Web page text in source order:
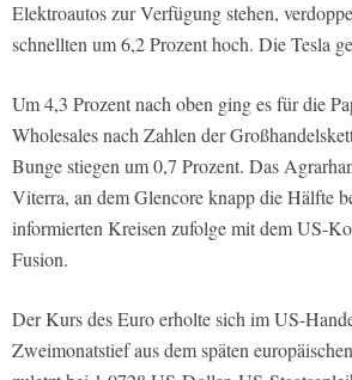
Elektroautos zur Verfügung stehen,
schnellten um 6,2 Prozent hoch. Die Tesla
Um 4,3 Prozent nach oben ging es für die
Wholesales nach Zahlen der
Bunge stiegen um 0,7 Prozent. Das
Viterra, an dem Glencore knapp die Hälfte
informierten Kreisen zufolge mit dem US-
Fusion.
Der Kurs des Euro erholte sich im US-
Zweimonatstief aus dem späten